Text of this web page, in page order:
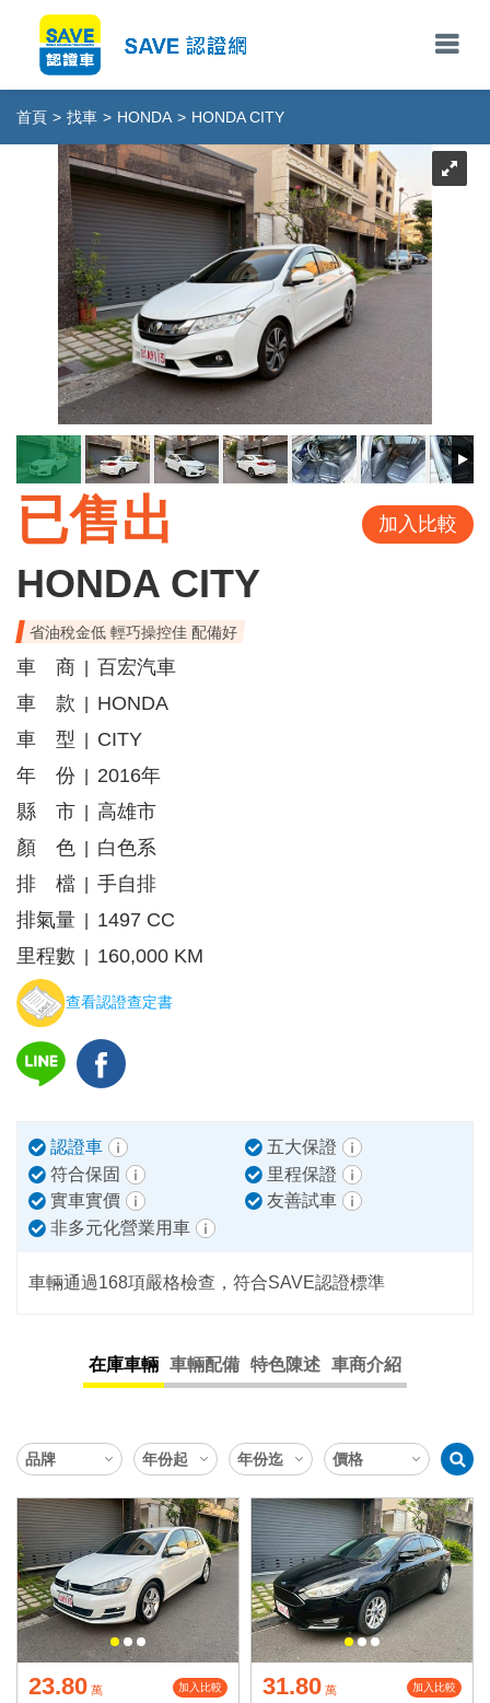
首頁 > 找車 > HONDA > HONDA CITY
已售出 加入比較
HONDA CITY
省油稅金低 輕巧操控佳 配備好
車 商
百宏汽車
車 款
HONDA
車 型
CITY
年 份
2016年
縣 市
高雄市
顏 色
白色系
排 檔
手自排
排氣量
1497 CC
里程數
160,000 KM
查看認證查定書
認證車
五大保證
符合保固
里程保證
實車實價
友善試車
非多元化營業用車
車輛通過168項嚴格檢查，符合SAVE認證標準
在庫車輛 車輛配備 特色陳述 車商介紹
23.80 萬 加入比較 31.80 萬 加入比較